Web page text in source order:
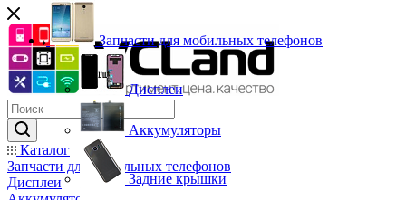
Каталог
Запчасти для мобильных телефонов
Дисплеи
Запчасти для мобильных телефонов
Дисплеи
Аккумуляторы
Задние крышки